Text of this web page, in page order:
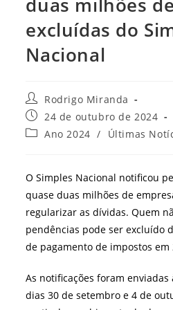
excluídas do
Nacional
Autor
do
post:
Rodrigo Miranda
Post
publicado:
24 de outubro de 2024
Categoria
Ano 2024 / Últimas
O Simples Nacional notificou
quase duas milhões de
regularizar as dívidas. Quem
pendências pode ser excluído
de pagamento de impostos em
As notificações foram
dias 30 de setembro e 4 de